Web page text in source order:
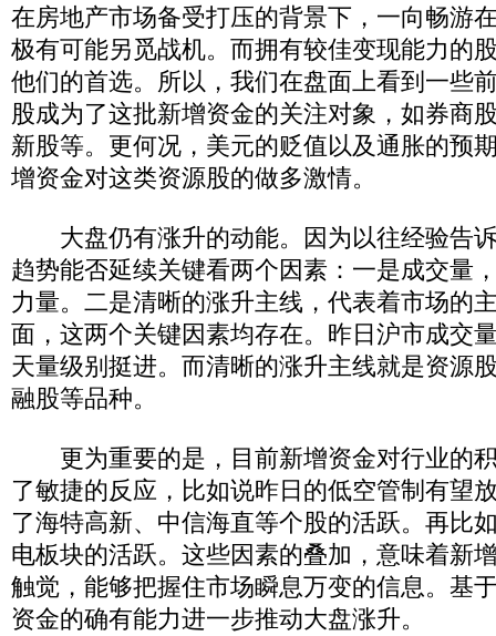
在房地产市场备受打压的背景下，一向畅游
极有可能另觅战机。而拥有较佳变现能力的
他们的首选。所以，我们在盘面上看到一些
股成为了这批新增资金的关注对象，如券商
新股等。更何况，美元的贬值以及通胀的预
增资金对这类资源股的做多激情。
大盘仍有涨升的动能。因为以往经验告
趋势能否延续关键看两个因素：一是成交量
力量。二是清晰的涨升主线，代表着市场的
面，这两个关键因素均存在。昨日沪市成交
天量级别挺进。而清晰的涨升主线就是资源
融股等品种。
更为重要的是，目前新增资金对行业的
了敏捷的反应，比如说昨日的低空管制有望
了海特高新、中信海直等个股的活跃。再比
电板块的活跃。这些因素的叠加，意味着新
触觉，能够把握住市场瞬息万变的信息。基
资金的确有能力进一步推动大盘涨升。